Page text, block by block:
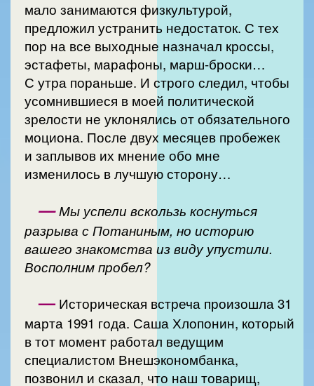
мало занимаются физкультурой,
предложил устранить недостаток. С тех
пор на все выходные назначал кроссы,
эстафеты, марафоны, марш-броски…
С утра пораньше. И строго следил, чтобы
усомнившиеся в моей политической
зрелости не уклонялись от обязательного
моциона. После двух месяцев пробежек
и заплывов их мнение обо мне
изменилось в лучшую сторону…
—Мы успели вскользь коснуться
разрыва с Потаниным, но историю
вашего знакомства из виду упустили.
Восполним пробел?
— Историческая встреча произошла 31
марта 1991 года. Саша Хлопонин, который
в тот момент работал ведущим
специалистом Внешэкономбанка,
позвонил и сказал, что наш товарищ,